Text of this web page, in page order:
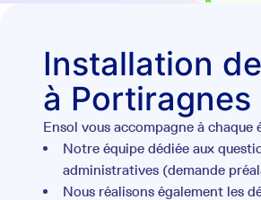
Installation
à Portiragnes
Ensol vous accompagne à
Notre équipe dédiée aux
administratives (demande
Nous réalisons également les